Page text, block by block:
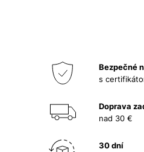
Bezpečné
s
Doprava
nad 30 €
30 dní